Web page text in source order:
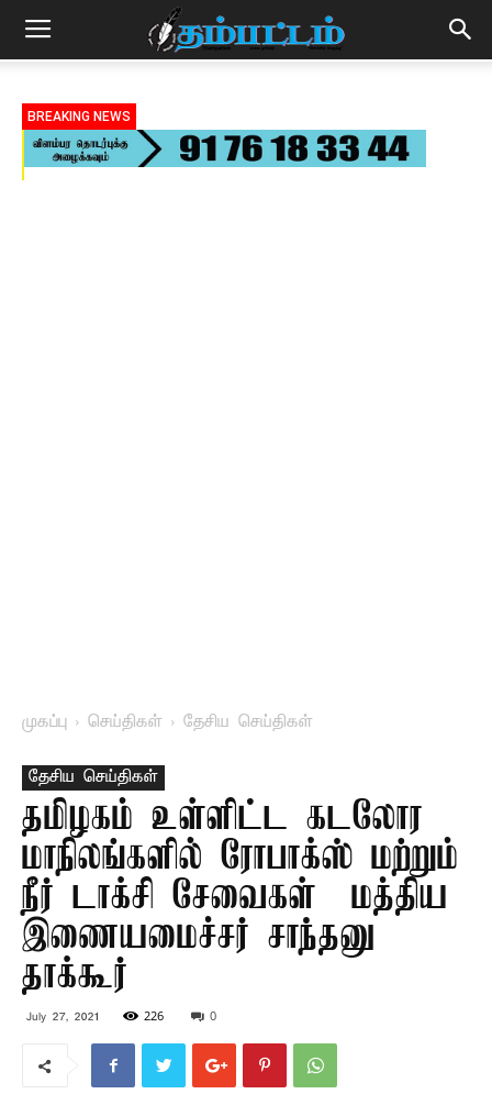
BREAKING NEWS
முகப்பு செய்திகள் தேசிய செய்திகள்
தேசிய செய்திகள்
தமிழகம் உள்ளிட்ட கடலோர
மாநிலங்களில் ரோபாக்ஸ் மற்றும்
நீர் டாக்சி சேவைகள் – மத்திய
இணையமைச்சர் சாந்தனு
தாக்கூர்
July 27, 2021 226 0